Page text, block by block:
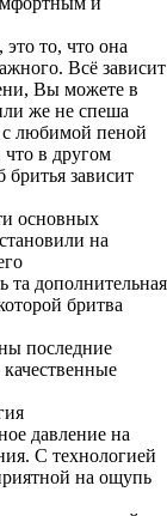
то, что она
Всё зависит
Вы можете в
же не спеша
с любимой пеной
в другом
бритья зависит
основных
на
та дополнительная
бритва
последние
давление на
С технологией
на ощупь